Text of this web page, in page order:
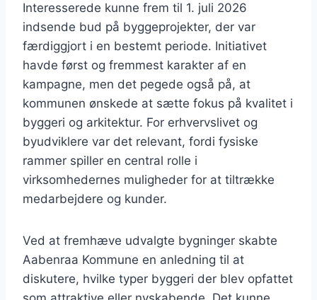
Interesserede kunne frem til 1. juli 2026
indsende bud på byggeprojekter, der var
færdiggjort i en bestemt periode. Initiativet
havde først og fremmest karakter af en
kampagne, men det pegede også på, at
kommunen ønskede at sætte fokus på kvalitet i
byggeri og arkitektur. For erhvervslivet og
byudviklere var det relevant, fordi fysiske
rammer spiller en central rolle i
virksomhedernes muligheder for at tiltrække
medarbejdere og kunder.
Ved at fremhæve udvalgte bygninger skabte
Aabenraa Kommune en anledning til at
diskutere, hvilke typer byggeri der blev opfattet